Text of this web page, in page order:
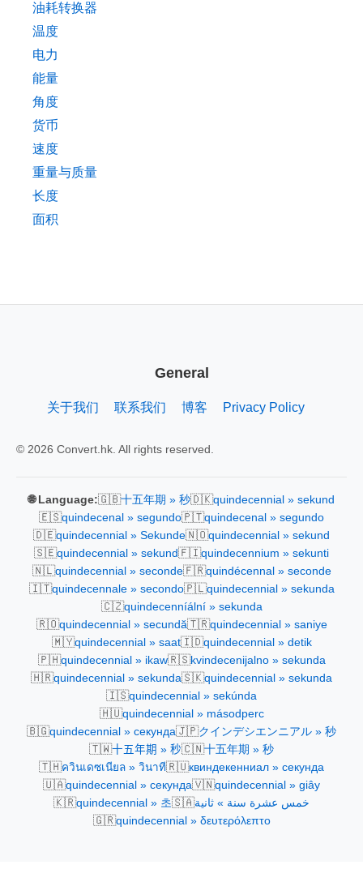
油耗转换器
温度
电力
能量
角度
货币
速度
重量与质量
长度
面积
General
关于我们 联系我们 博客 Privacy Policy
© 2026 Convert.hk. All rights reserved.
🌐 Language:🇬🇧十五年期 » 秒🇩🇰quindecennial » sekund
🇪🇸quindecenal » segundo🇵🇹quindecenal » segundo
🇩🇪quindecennial » Sekunde🇳🇴quindecennial » sekund
🇸🇪quindecennial » sekund🇫🇮quindecennium » sekunti
🇳🇱quindecennial » seconde🇫🇷quindécennal » seconde
🇮🇹quindecennale » secondo🇵🇱quindecennial » sekunda
🇨🇿quindecenníální » sekunda
🇷🇴quindecennial » secundă🇹🇷quindecennial » saniye
🇲🇾quindecennial » saat🇮🇩quindecennial » detik
🇵🇭quindecennial » ikaw🇷🇸kvindecenijalno » sekunda
🇭🇷quindecennial » sekunda🇸🇰quindecennial » sekunda
🇮🇸quindecennial » sekúnda
🇭🇺quindecennial » másodperc
🇧🇬quindecennial » секунда🇯🇵クインデシエンニアル » 秒
🇹🇼十五年期 » 秒🇨🇳十五年期 » 秒
🇹🇭ควินเดซเนียล » วินาที🇷🇺квиндекенниал » секунда
🇺🇦quindecennial » секунда🇻🇳quindecennial » giây
🇰🇷quindecennial » 초🇸🇦خمس عشرة سنة » ثانية
🇬🇷quindecennial » δευτερόλεπτο